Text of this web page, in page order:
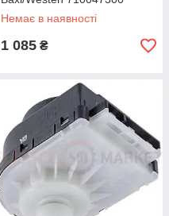
Немає в наявності
1 085 ₴